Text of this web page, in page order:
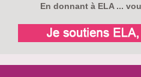
En donnant à ELA ...